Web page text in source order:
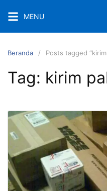
ke
konten
MENU
Beranda Posts tagged
Tag: kirim